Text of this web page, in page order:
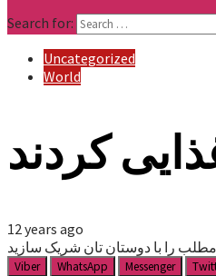
Search for:
Uncategorized
World
کردند
12 years ago
مطلب را با دوستان تان شریک سازید
Viber WhatsApp Messenger